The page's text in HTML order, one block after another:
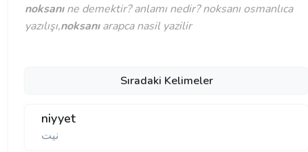
noksanıne demektir? anlamı nedir? noksanı osmanlıca
yazılışı,noksanıarapca nasil yazilir
Sıradaki Kelimeler
niyyet
نيت